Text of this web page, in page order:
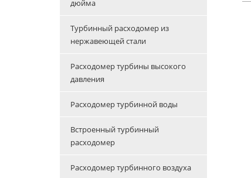
дюйма
Турбинный расходомер из
нержавеющей стали
Расходомер турбины высокого
давления
Расходомер турбинной воды
Встроенный турбинный
расходомер
Расходомер турбинного воздуха